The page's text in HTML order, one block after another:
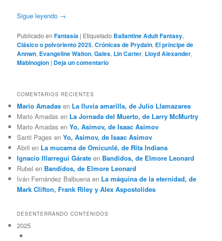
Sigue leyendo →
Publicado en Fantasía | Etiquetado Ballantine Adult Fantasy,
Clásico o polvoriento 2025,Crónicas de Prydain, El príncipe de
Annwn, Evangeline Walton,Gales, Lin Carter, Lloyd Alexander,
Mabinogion | Deja un comentario
COMENTARIOS RECIENTES
Mario Amadas en La lluvia amarilla, de Julio Llamazares
Mario Amadas en La Jornada del Muerto, de Larry McMurtry
Mario Amadas enYo, Asimov, de Isaac Asimov
Santi Pages enYo, Asimov, de Isaac Asimov
Abril en La mucama de Omicunlé, de Rita Indiana
Ignacio Illarregui Gárate en Bandidos, de Elmore Leonard
Rubel en Bandidos, de Elmore Leonard
Iván Fernández Balbuena en La máquina de la eternidad, de
Mark Clifton, Frank Riley y Alex Aspostolides
DESENTERRANDO CONTENIDOS
2025